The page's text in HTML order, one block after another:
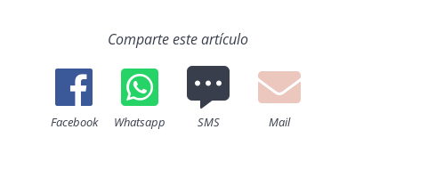
Comparte este artículo
Facebook Whatsapp SMS Mail